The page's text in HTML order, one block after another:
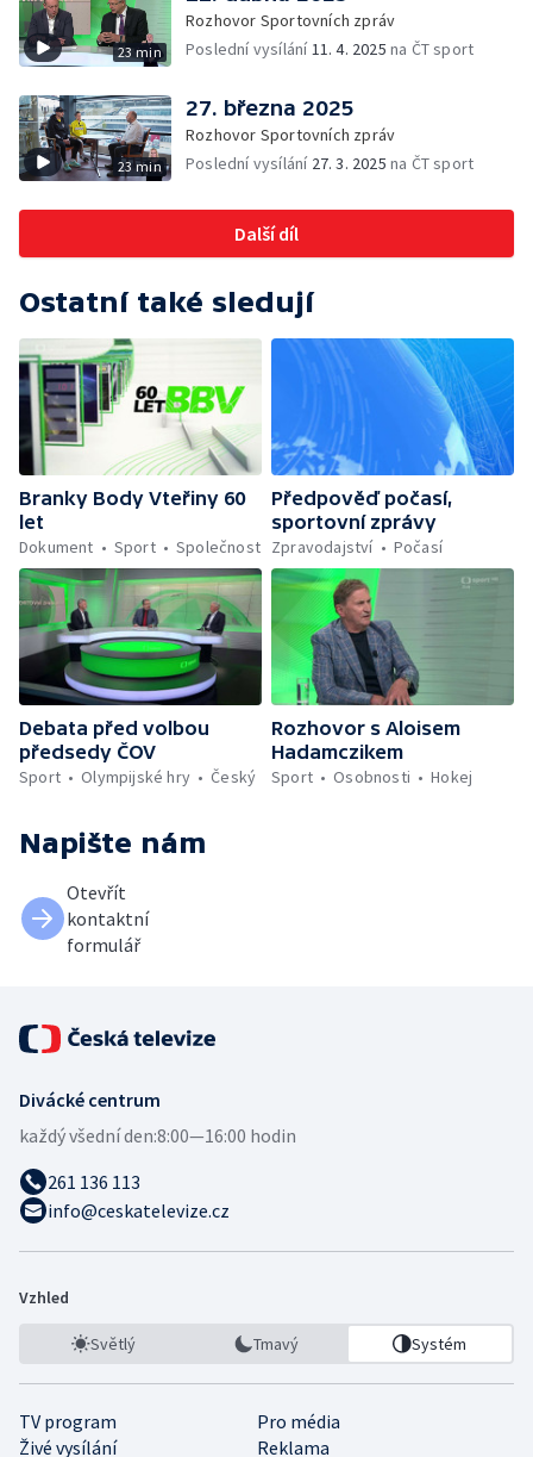
23 min
Rozhovor Sportovních zpráv
Poslední vysílání11. 4. 2025 na ČT sport
23 min
27. března 2025
Rozhovor Sportovních zpráv
Poslední vysílání 27. 3. 2025 na ČT sport
Další díl
Ostatní také sledují
Branky Body Vteřiny 60
let
Dokument
Sport Společnost
Předpověď počasí,
sportovní zprávy
Zpravodajství
Počasí
Debata před volbou
předsedy ČOV
Sport
Olympijské hry Český
Rozhovor s Aloisem
Hadamczikem
Sport
Osobnosti Hokej
Napište nám
Otevřít
kontaktní
formulář
Divácké centrum
každý všední den:8:00—16:00 hodin
261 136 113
info@ceskatelevize.cz
Vzhled
Světlý Tmavý Systém
TV program
Pro média
Živé vysílání
Reklama